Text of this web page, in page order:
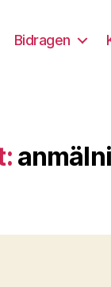
Bidragen